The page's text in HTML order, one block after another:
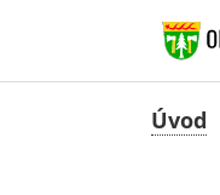
Úvod